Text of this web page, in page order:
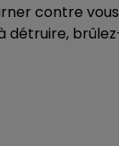
contre